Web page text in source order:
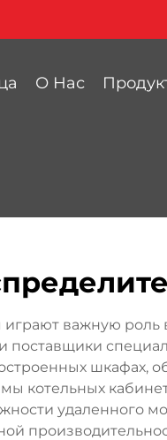
О Нас
играют важную
шкафах,
котельных
удаленного